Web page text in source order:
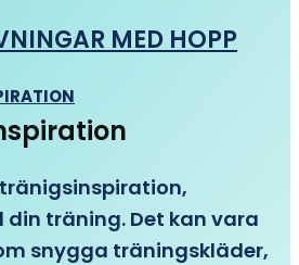
MED HOPP
träning. Det kan vara
snygga träningskläder,